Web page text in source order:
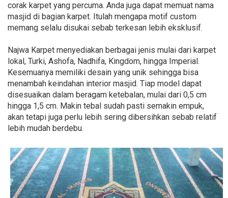
corak karpet yang percuma. Anda juga dapat memuat nama
masjid di bagian karpet. Itulah mengapa motif custom
memang selalu disukai sebab terkesan lebih eksklusif.
Najwa Karpet menyediakan berbagai jenis mulai dari karpet
lokal, Turki, Ashofa, Nadhifa, Kingdom, hingga Imperial.
Kesemuanya memiliki desain yang unik sehingga bisa
menambah keindahan interior masjid. Tiap model dapat
disesuaikan dalam beragam ketebalan, mulai dari 0,5 cm
hingga 1,5 cm. Makin tebal sudah pasti semakin empuk,
akan tetapi juga perlu lebih sering dibersihkan sebab relatif
lebih mudah berdebu.